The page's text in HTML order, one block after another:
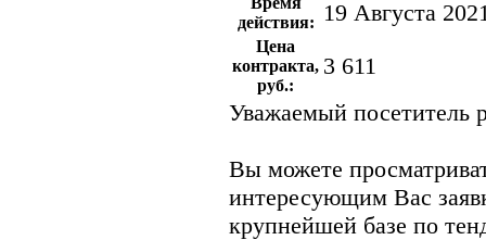
действия:
19 Августа
Цена
контракта,
руб.:
3 611
Уважаемый посетитель
Вы можете
интересующим Вас
крупнейшей базе по